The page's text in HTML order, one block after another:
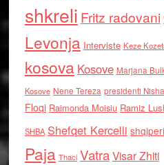
shkreli Fritz radovani
Levonja Interviste Keze
kosova Kosove Marjana
Kosove Nene Tereza presidenti
Floqi Raimonda Moisiu Ramiz
SHBA Shefqet Kercelli
Paja Thaci VatraVisar Zhiti